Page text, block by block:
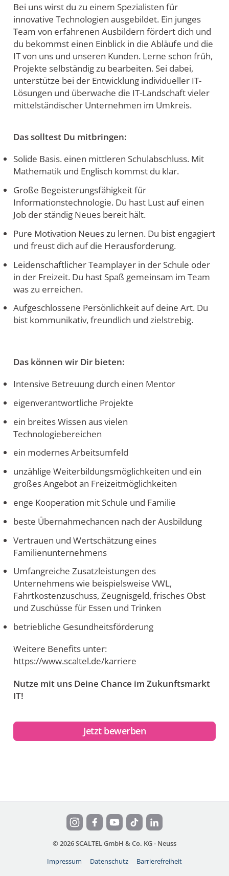
Bei uns wirst du zu einem Spezialisten für
innovative Technologien ausgebildet. Ein junges
Team von erfahrenen Ausbildern fördert dich und
du bekommst einen Einblick in die Abläufe und die
IT von uns und unseren Kunden. Lerne schon früh,
Projekte selbständig zu bearbeiten. Sei dabei,
unterstütze bei der Entwicklung individueller IT-
Lösungen und überwache die IT-Landschaft vieler
mittelständischer Unternehmen im Umkreis.
Das solltest Du mitbringen:
Solide Basis. einen mittleren Schulabschluss. Mit
Mathematik und Englisch kommst du klar.
Große Begeisterungsfähigkeit für
Informationstechnologie. Du hast Lust auf einen
Job der ständig Neues bereit hält.
Pure Motivation Neues zu lernen. Du bist engagiert
und freust dich auf die Herausforderung.
Leidenschaftlicher Teamplayer in der Schule oder
in der Freizeit. Du hast Spaß gemeinsam im Team
was zu erreichen.
Aufgeschlossene Persönlichkeit auf deine Art. Du
bist kommunikativ, freundlich und zielstrebig.
Das können wir Dir bieten:
Intensive Betreuung durch einen Mentor
eigenverantwortliche Projekte
ein breites Wissen aus vielen
Technologiebereichen
ein modernes Arbeitsumfeld
unzählige Weiterbildungsmöglichkeiten und ein
großes Angebot an Freizeitmöglichkeiten
enge Kooperation mit Schule und Familie
beste Übernahmechancen nach der Ausbildung
Vertrauen und Wertschätzung eines
Familienunternehmens
Umfangreiche Zusatzleistungen des
Unternehmens wie beispielsweise VWL,
Fahrtkostenzuschuss, Zeugnisgeld, frisches Obst
und Zuschüsse für Essen und Trinken
betriebliche Gesundheitsförderung
Weitere Benefits unter:
https://www.scaltel.de/karriere
Nutze mit uns Deine Chance im Zukunftsmarkt
IT!
Jetzt bewerben
© 2026 SCALTEL GmbH & Co. KG - Neuss
Impressum
Datenschutz Barrierefreiheit